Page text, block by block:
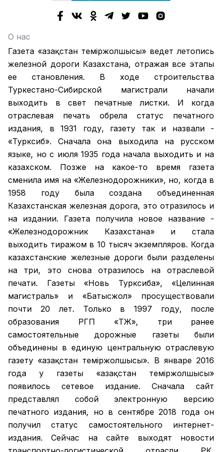
О нас
Газета «Қазақстан теміржолшысы» ведет летопись
железной дороги Казахстана, отражая все этапы
ее становления. В ходе строительства
Туркестано-Сибирской магистрали начали
выходить в свет печатные листки. И когда
отраслевая печать обрела статус печатного
издания, в 1931 году, газету так и назвали -
«Турксиб». Сначала она выходила на русском
языке, но с июля 1935 года начала выходить и на
казахском. Позже на какое-то время газета
сменила имя на «Железнодорожники», но, когда в
1958 году была создана объединенная
Казахстанская железная дорога, это отразилось и
на издании. Газета получила новое название -
«Железнодорожник Казахстана» и стала
выходить тиражом в 10 тысяч экземпляров. Когда
казахстанские железные дороги были разделены
на три, это снова отразилось на отраслевой
печати. Газеты «Новь Турксиба», «Целинная
магистраль» и «Батысжол» просуществовали
почти 20 лет. Только в 1997 году, после
образования РГП «ҚТЖ», три ранее
самостоятельные дорожные газеты были
объединены в единую центральную отраслевую
газету «Қазақстан темiржолшысы». В январе 2016
года у газеты «Қазақстан теміржолшысы»
появилось сетевое издание. Сначала сайт
представлял собой электронную версию
печатного издания, но в сентябре 2018 года он
получил статус самостоятельного интернет-
издания. Сейчас на сайте выходят новости